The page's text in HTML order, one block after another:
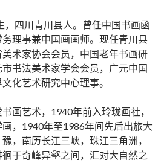
，四川青川县人。曾任中国书画函
理事兼中国画画师。现任青川县
术家协会会员，中国老年书画研
书法美术家学会会员，广元中国
化艺术研究中心理事。
画艺术，1940年前入玲珑画社，
，1940年至1986年间先后出旅大
，南历长江三峡，珠江三角洲，
于奇峰异壑之间，汇对大自然之